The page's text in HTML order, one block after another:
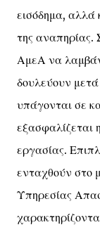
εισόδημα, αλλά
της αναπηρίας.
ΑμεΑ να
δουλεύουν
υπάγονται σε
εξασφαλίζεται
εργασίας.
ενταχθούν στο
Υπηρεσίας